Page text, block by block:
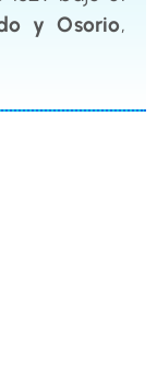
y Osorio,